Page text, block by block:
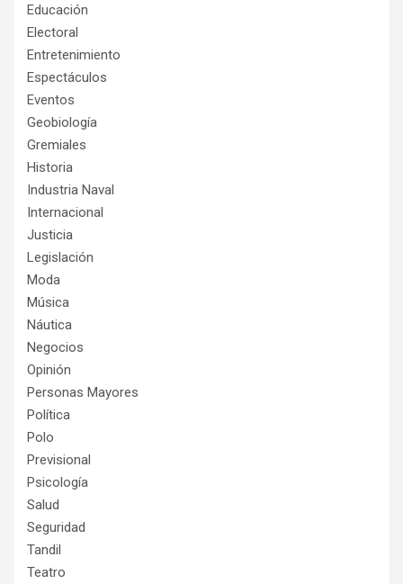
Educación
Electoral
Entretenimiento
Espectáculos
Eventos
Geobiología
Gremiales
Historia
Industria Naval
Internacional
Justicia
Legislación
Moda
Música
Náutica
Negocios
Opinión
Personas Mayores
Política
Polo
Previsional
Psicología
Salud
Seguridad
Tandil
Teatro